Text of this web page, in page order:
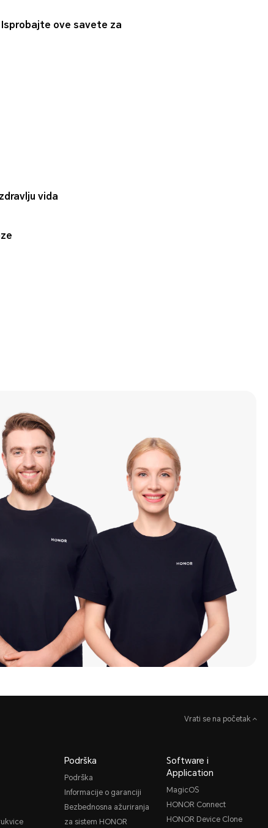
ove savete za
vida
Vrati se na početak
Podrška
Podrška
Informacije o garanciji
Bezbednosna ažuriranja
za sistem HONOR
Software i
Application
MagicOS
HONOR Connect
HONOR Device Clone